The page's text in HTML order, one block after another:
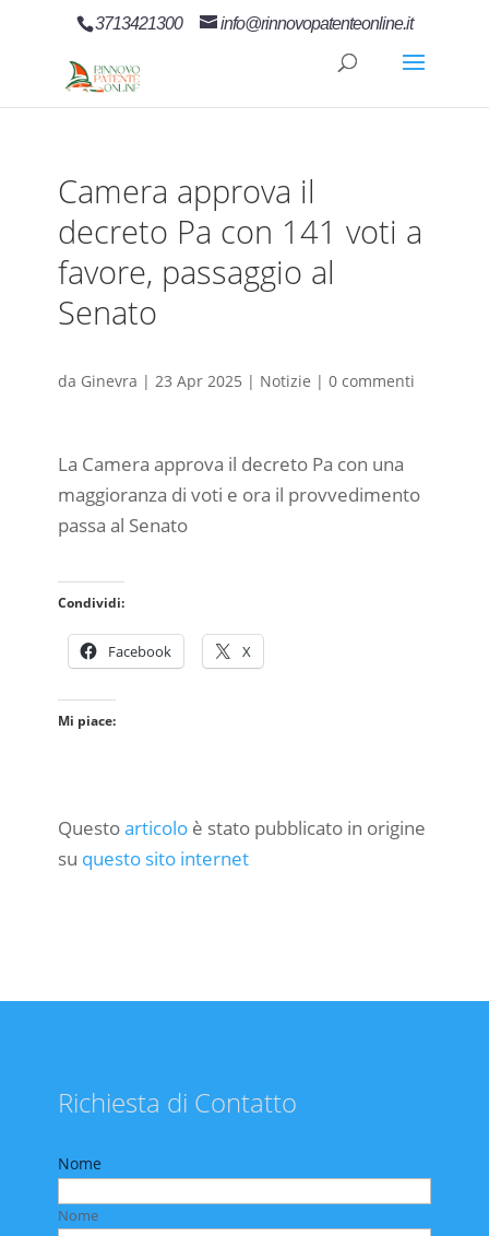
3713421300 info@rinnovopatenteonline.it
Camera approva il
decreto Pa con 141 voti a
favore, passaggio al
Senato
da Ginevra | 23 Apr 2025 | Notizie | 0 commenti
La Camera approva il decreto Pa con una
maggioranza di voti e ora il provvedimento
passa al Senato
Condividi:
Facebook X
Mi piace:
Questoarticoloè stato pubblicato in origine
su questo sito internet
Richiesta di Contatto
Nome
Nome